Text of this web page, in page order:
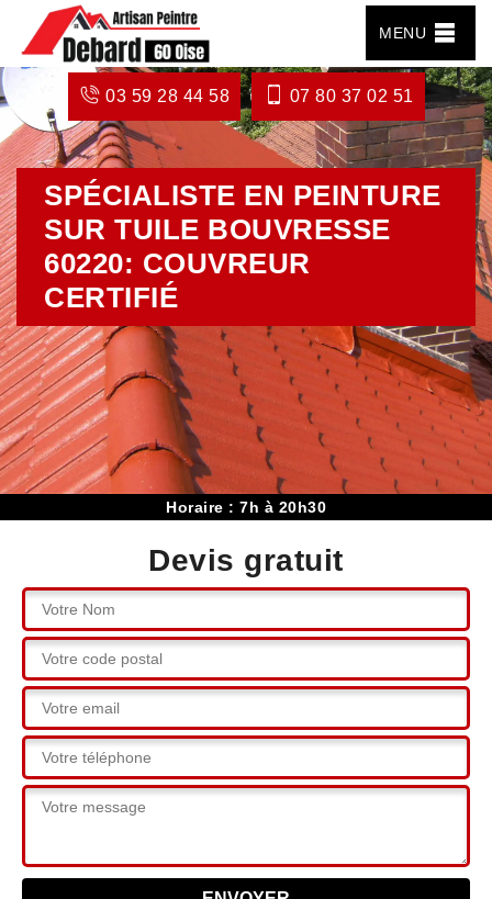
MENU
03 59 28 44 58 07 80 37 02 51
SPÉCIALISTE EN PEINTURE
SUR TUILE BOUVRESSE
60220: COUVREUR
CERTIFIÉ
Horaire : 7h à 20h30
Devis gratuit